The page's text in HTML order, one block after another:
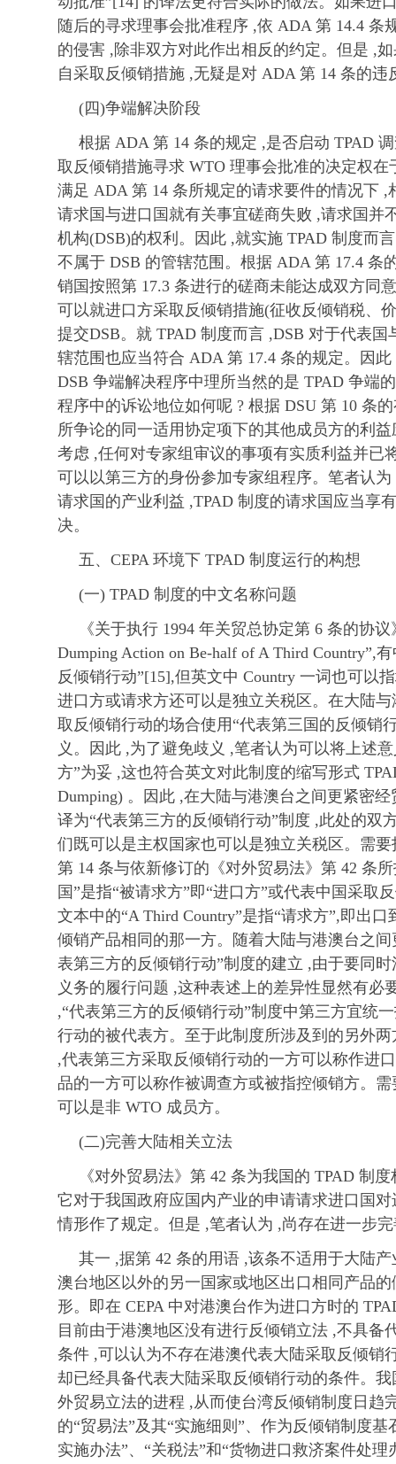
随后的寻求理事会批准程序 ,依 ADA 第 14.4 条
的侵害 ,除非双方对此作出相反的约定。但是 ,
自采取反倾销措施 ,无疑是对 ADA 第 14 条的违
(四)争端解决阶段
根据 ADA 第 14 条的规定 ,是否启动 TPAD
取反倾销措施寻求 WTO 理事会批准的决定权
满足 ADA 第 14 条所规定的请求要件的情况下 ,
请求国与进口国就有关事宜磋商失败 ,请求国并
机构(DSB)的权利。因此 ,就实施 TPAD 制度而
不属于 DSB 的管辖范围。根据 ADA 第 17.4 条
销国按照第 17.3 条进行的磋商未能达成双方同
可以就进口方采取反倾销措施(征收反倾销税、
提交DSB。就 TPAD 制度而言 ,DSB 对于代表
辖范围也应当符合 ADA 第 17.4 条的规定。因
DSB 争端解决程序中理所当然的是 TPAD 争端
程序中的诉讼地位如何呢 ? 根据 DSU 第 10 条
所争论的同一适用协定项下的其他成员方的利
考虑 ,任何对专家组审议的事项有实质利益并已
可以以第三方的身份参加专家组程序。笔者认
请求国的产业利益 ,TPAD 制度的请求国应当享
决。
五、CEPA 环境下 TPAD 制度运行的构想
(一) TPAD 制度的中文名称问题
《关于执行 1994 年关贸总协定第 6 条的协
Dumping Action on Be-half of A Third Country”,
反倾销行动”[15],但英文中 Country 一词也可以
进口方或请求方还可以是独立关税区。在大陆
取反倾销行动的场合使用“代表第三国的反倾销
义。因此 ,为了避免歧义 ,笔者认为可以将上述
方”为妥 ,这也符合英文对此制度的缩写形式
Dumping) 。因此 ,在大陆与港澳台之间更紧密
译为“代表第三方的反倾销行动”制度 ,此处的双
们既可以是主权国家也可以是独立关税区。需
第 14 条与依新修订的《对外贸易法》第 42 条
国”是指“被请求方”即“进口方”或代表中国采取
文本中的“A Third Country”是指“请求方”,即出
倾销产品相同的那一方。随着大陆与港澳台之
表第三方的反倾销行动”制度的建立 ,由于要同
义务的履行问题 ,这种表述上的差异性显然有必
,“代表第三方的反倾销行动”制度中第三方宜统
行动的被代表方。至于此制度所涉及到的另外
,代表第三方采取反倾销行动的一方可以称作进
品的一方可以称作被调查方或被指控倾销方。
可以是非 WTO 成员方。
(二)完善大陆相关立法
《对外贸易法》第 42 条为我国的 TPAD 制
它对于我国政府应国内产业的申请请求进口国
情形作了规定。但是 ,笔者认为 ,尚存在进一步
其一 ,据第 42 条的用语 ,该条不适用于大陆
澳台地区以外的另一国家或地区出口相同产品
形。即在 CEPA 中对港澳台作为进口方时的
目前由于港澳地区没有进行反倾销立法 ,不具备
条件 ,可以认为不存在港澳代表大陆采取反倾销
却已经具备代表大陆采取反倾销行动的条件。
外贸易立法的进程 ,从而使台湾反倾销制度日趋
的“贸易法”及其“实施细则”、作为反倾销制度
实施办法”、“关税法”和“货物进口救济案件处